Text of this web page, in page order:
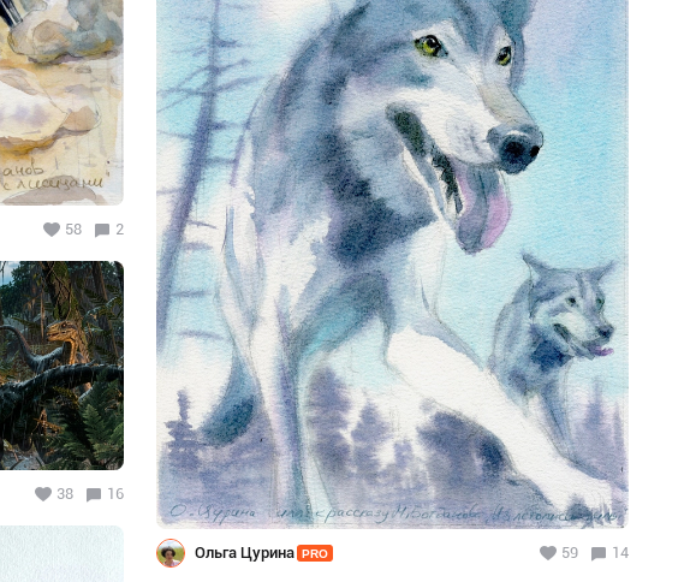
58 2
Ольга Цурина PRO 59 14
38 16